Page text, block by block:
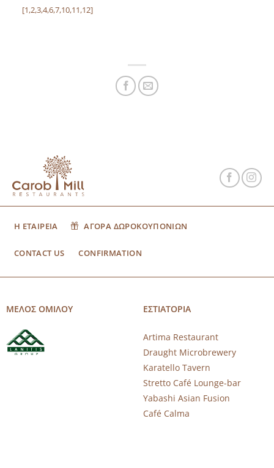
[1,2,3,4,6,7,10,11,12]
Η ΕΤΑΙΡΕΙΑ ΑΓΟΡΑ ΔΩΡΟΚΟΥΠΟΝΙΩΝ
CONTACT US CONFIRMATION
ΜΕΛΟΣ ΟΜΙΛΟΥ ΕΣΤΙΑΤΟΡΙΑ
Artima Restaurant
Draught Microbrewery
Karatello Tavern
Stretto Café Lounge-bar
Yabashi Asian Fusion
Café Calma